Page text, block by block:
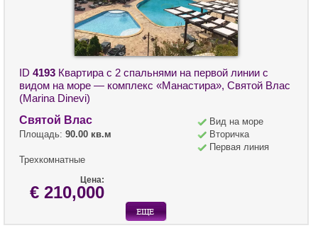
ID 4193 Квартира с 2 спальнями на первой линии с
видом на море — комплекс «Манастира», Святой Влас
(Marina Dinevi)
Святой Влас
Площадь: 90.00 кв.м
Трехкомнатные
Вид на море
Вторичка
Первая линия
Цена:
€ 210,000